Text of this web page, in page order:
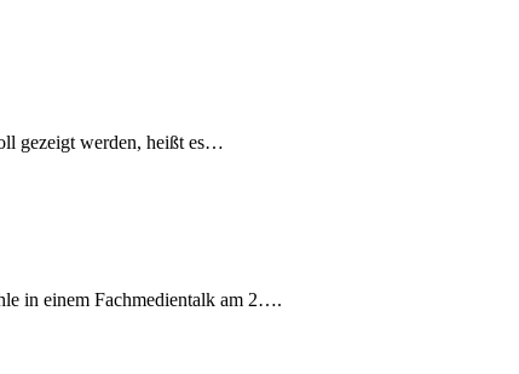
gezeigt werden, heißt es…
in einem Fachmedientalk am 2….